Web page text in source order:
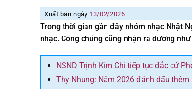
Xuất bản ngày 13/02/2026
Trong thời gian gần đây nhóm nhạc Nhật
nhạc. Công chúng cũng nhận ra dường
NSND Trịnh Kim Chi tiếp tục đắc cử
Thy Nhung: Năm 2026 đánh dấu